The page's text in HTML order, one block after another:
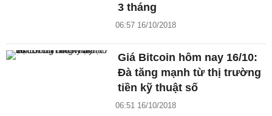
3 tháng
06:57 16/10/2018
Giá Bitcoin hôm nay 16/10:
Đà tăng mạnh từ thị trường
tiền kỹ thuật số
06:51 16/10/2018